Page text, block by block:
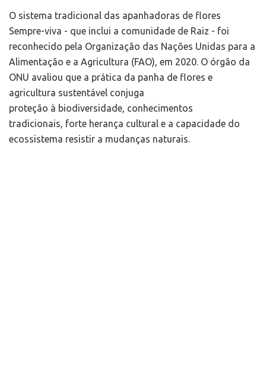
O sistema tradicional das apanhadoras de flores
Sempre-viva - que inclui a comunidade de Raiz - foi
reconhecido pela Organização das Nações Unidas para a
Alimentação e a Agricultura (FAO), em 2020. O órgão da
ONU avaliou que a prática da panha de flores e
agricultura sustentável conjuga
proteção à biodiversidade, conhecimentos
tradicionais, forte herança cultural e a capacidade do
ecossistema resistir a mudanças naturais.